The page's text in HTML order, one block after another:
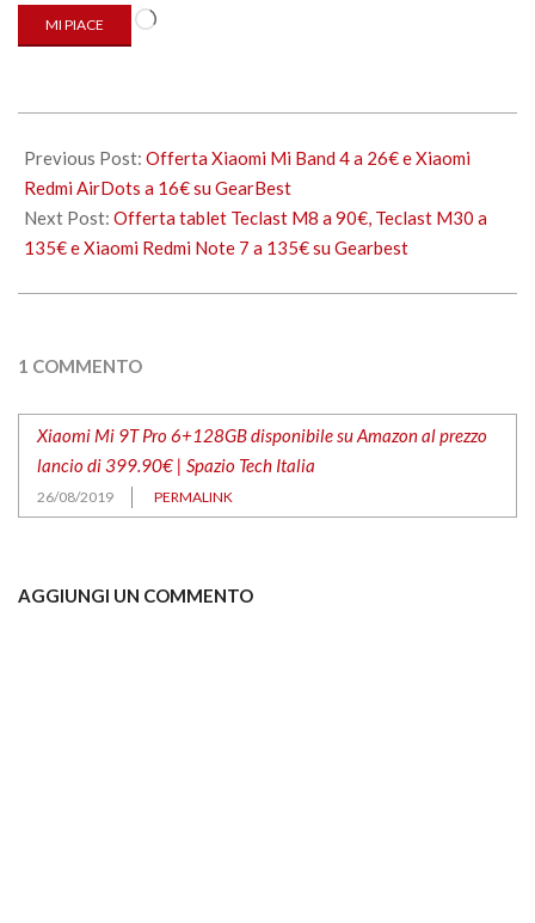
MI PIACE
Caricamento
08-
20
Previous Post: Offerta Xiaomi Mi Band 4 a 26€ e Xiaomi
Redmi AirDots a 16€ su GearBest
Next Post: Offerta tablet Teclast M8 a 90€, Teclast M30 a
135€ e Xiaomi Redmi Note 7 a 135€ su Gearbest
1 COMMENTO
Xiaomi Mi 9T Pro 6+128GB disponibile su Amazon al prezzo
lancio di 399.90€ | Spazio Tech Italia
26/08/2019 PERMALINK
AGGIUNGI UN COMMENTO